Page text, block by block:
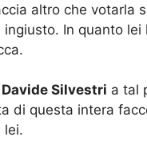
altro che votarla
In quanto lei
Davide Silvestri a tal
di questa intera
lei.